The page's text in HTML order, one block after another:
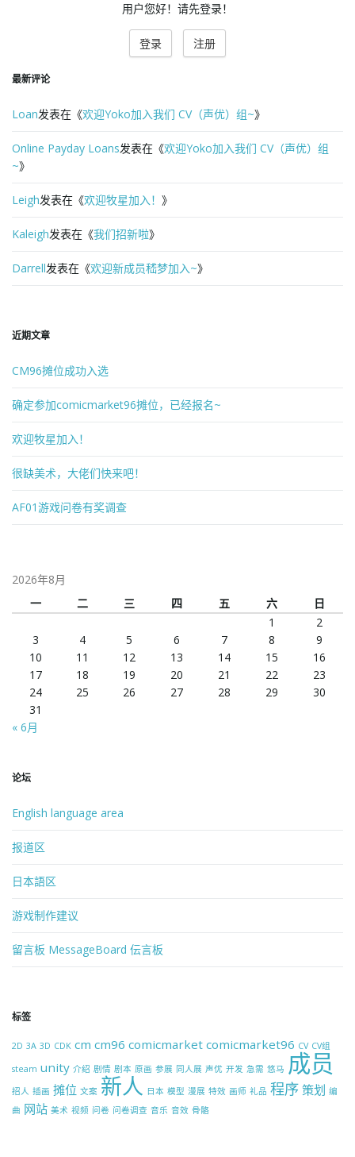
用户您好！请先登录！
登录 注册
最新评论
Loan发表在《欢迎Yoko加入我们 CV（声优）组~》
Online Payday Loans发表在《欢迎Yoko加入我们 CV（声优）组
~》
Leigh发表在《欢迎牧星加入！ 》
Kaleigh发表在《我们招新啦》
Darrell发表在《欢迎新成员嵇梦加入~》
近期文章
CM96摊位成功入选
确定参加comicmarket96摊位，已经报名~
欢迎牧星加入！
很缺美术，大佬们快来吧！
AF01游戏问卷有奖调查
2026年8月
一
二 三 四 五 六
日
1
2
3
4 5 6 7 8
9
10
11 12 13 14 15
16
17
18 19 20 21 22
23
24
25 26 27 28 29
30
31
« 6月
论坛
English language area
报道区
日本語区
游戏制作建议
留言板 MessageBoard 伝言板
标签
2D 3A 3D CDK cm cm96 comicmarket comicmarket96 CV CV组
steam unity 介绍 剧情 剧本 原画 参展 同人展 声优 开发 急需 悠马 成员
招人 插画 摊位 文案 新人 日本 模型 漫展 特效 画师 礼品 程序 策划 编
曲 网站 美术 视频 问卷 问卷调查 音乐 音效 骨骼